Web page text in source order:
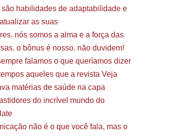
são habilidades de adaptabilidade e
as suas
nós somos a alma e a força das
o bônus é nosso. não duvidem!
falamos o que queríamos dizer
aqueles que a revista Veja
matérias de saúde na capa
do incrível mundo do
não é o que você fala, mas o